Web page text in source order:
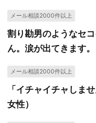
メール相談2000件以上
割り勘男のようなセ
ん。涙が出てきます。
メール相談2000件以上
「イチャイチャしま
女性）